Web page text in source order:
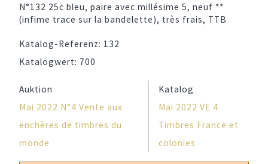
N°132 25c bleu, paire avec millésime 5, neuf **
(infime trace sur la bandelette), très frais, TTB
Katalog-Referenz: 132
Katalogwert: 700
Auktion
Mai 2022 N°4 Vente aux
enchères de timbres du
monde
Katalog
Mai 2022 VE 4
Timbres France et
colonies